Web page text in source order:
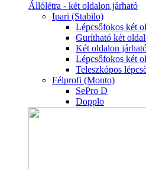
Állólétra - két oldalon járható
Ipari (Stabilo)
Lépcsőfokos két
Gurítható két
Két oldalon
Lépcsőfokos két
Teleszkópos
Félprofi (Monto)
SePro D
Dopplo